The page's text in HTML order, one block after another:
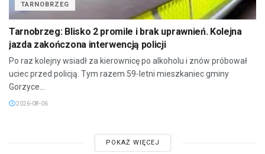
TARNOBRZEG
Tarnobrzeg: Blisko 2 promile i brak uprawnień. Kolejna
jazda zakończona interwencją policji
Po raz kolejny wsiadł za kierownicę po alkoholu i znów próbował
uciec przed policją. Tym razem 59-letni mieszkaniec gminy
Gorzyce...
2026-08-06
POKAŻ WIĘCEJ